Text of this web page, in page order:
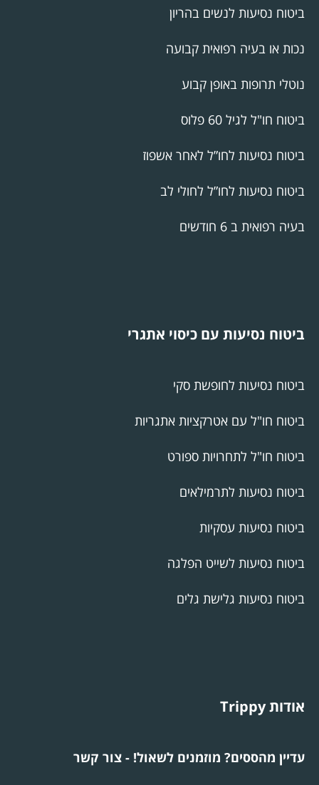
ביטוח נסיעות לנשים בהריון
נכות או בעיה רפואית קבועה
נוטלי תרופות באופן קבוע
ביטוח חו"ל לגיל 60 פלוס
ביטוח נסיעות לחו”ל לאחר אשפוז
ביטוח נסיעות לחו”ל לחולי לב
בעיה רפואית ב 6 חודשים
ביטוח נסיעות עם כיסוי אתגרי
ביטוח נסיעות לחופשת סקי
ביטוח חו"ל עם אטרקציות אתגריות
ביטוח חו"ל לתחרויות ספורט
ביטוח נסיעות לתרמילאים
ביטוח נסיעות עסקיות
ביטוח נסיעות לשייט הפלגה
ביטוח נסיעות גלישת גלים
אודות Trippy
עדיין מהססים? מוזמנים לשאול! - צור קשר